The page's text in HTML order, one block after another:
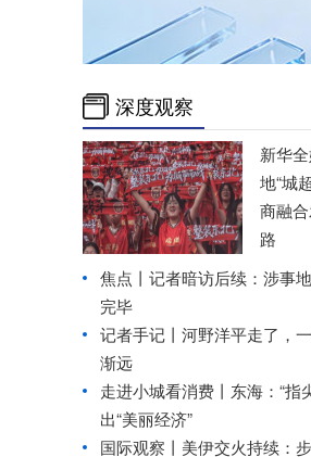
深度观察
新华全
地“城
商融合
路
焦点丨记者暗访后续：涉事
完毕
记者手记丨河野洋平走了，
渐远
走进小城看消费丨东海：“指
出“美丽经济”
国际观察丨 美伊交火持续：